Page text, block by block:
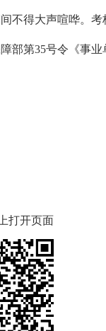
得大声喧哗。考
第35号令《事业
打开页面